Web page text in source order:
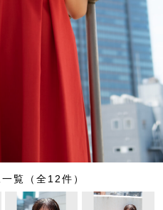
覧（全12件）